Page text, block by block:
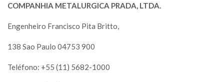
COMPANHIA METALURGICA PRADA, LTDA.
Engenheiro Francisco Pita Britto,
138 Sao Paulo 04753 900
Teléfono: +55 (11) 5682-1000